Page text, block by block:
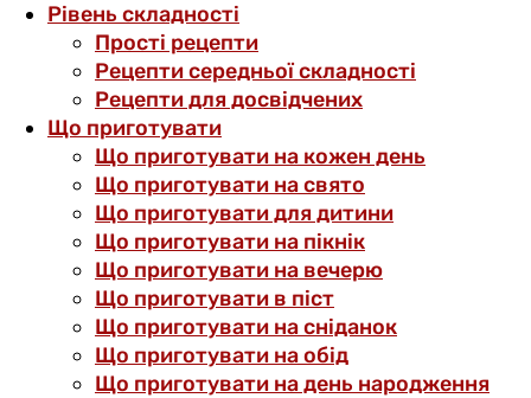
Рівень складності
Прості рецепти
Рецепти середньої складності
Рецепти для досвідчених
Що приготувати
Що приготувати на кожен день
Що приготувати на свято
Що приготувати для дитини
Що приготувати на пікнік
Що приготувати на вечерю
Що приготувати в піст
Що приготувати на сніданок
Що приготувати на обід
Що приготувати на день народження